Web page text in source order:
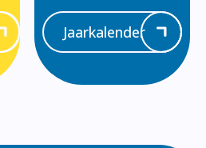
Jaarkalender